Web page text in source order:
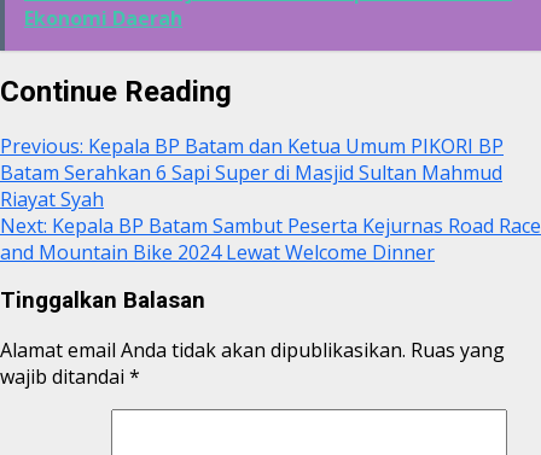
Ekonomi Daerah
Continue Reading
Previous: Kepala BP Batam dan Ketua Umum PIKORI BP
Batam Serahkan 6 Sapi Super di Masjid Sultan Mahmud
Riayat Syah
Next: Kepala BP Batam Sambut Peserta Kejurnas Road Race
and Mountain Bike 2024 Lewat Welcome Dinner
Tinggalkan Balasan
Alamat email Anda tidak akan dipublikasikan. Ruas yang
wajib ditandai *